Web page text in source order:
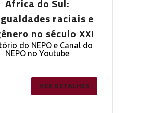
África do Sul:
raciais e
no século XXI
do NEPO e Canal do
NEPO no Youtube
VER DETALHES